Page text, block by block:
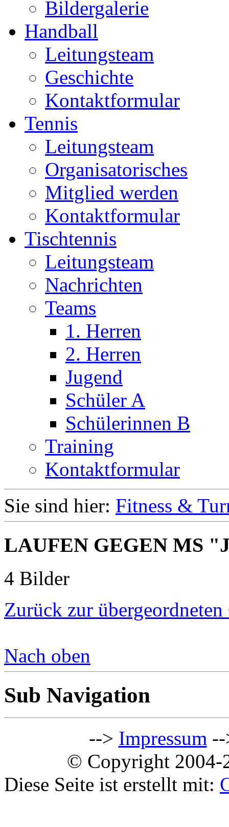
Bildergalerie
Handball
Leitungsteam
Geschichte
Kontaktformular
Tennis
Leitungsteam
Organisatorisches
Mitglied werden
Kontaktformular
Tischtennis
Leitungsteam
Nachrichten
Teams
1. Herren
2. Herren
Jugend
Schüler A
Schülerinnen B
Training
Kontaktformular
Sie sind hier: Fitness &
LAUFEN GEGEN MS
4 Bilder
Zurück zur übergeordneten
Nach oben
Sub Navigation
--> Impressum
© Copyright 2004-
Diese Seite ist erstellt mit: